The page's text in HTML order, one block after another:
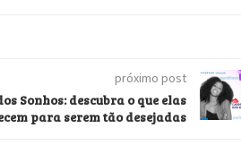
próximo post
Sonhos: descubra o que elas
para serem tão desejadas